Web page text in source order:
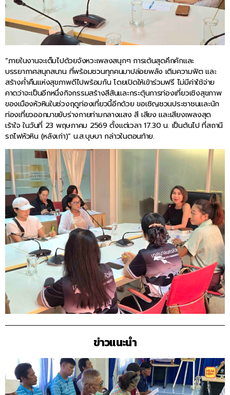
“ภายในงานจะเต็มไปด้วยจังหวะเพลงสนุกๆ การเต้นสุดคึกคักและ
บรรยากาศสนุกสนาน ที่พร้อมชวนทุกคนมาปล่อยพลัง เติมความฟิต และ
สร้างค่ำคืนแห่งสุขภาพดีไปพร้อมกัน โดยเปิดให้เข้าร่วมฟรี ไม่มีค่าใช้จ่าย
คาดว่าจะเป็นอีกหนึ่งกิจกรรมสร้างสีสันและกระตุ้นการท่องเที่ยวเชิงสุขภาพ
ของเมืองหัวหินในช่วงฤดูท่องเที่ยวนี้อีกด้วย ขอเชิญชวนประชาชนและนัก
ท่องเที่ยวออกมาขยับร่างกายท่ามกลางแสง สี เสียง และเสียงเพลงสุด
เร้าใจ ในวันที่ 23 พฤษภาคม 2569 ตั้งแต่เวลา 17.30 น. เป็นต้นไป ที่สถานี
รถไฟหัวหิน (หลังเก่า)” น.ส.บุษบา กล่าวในตอนท้าย.
ข่าวแนะนำ